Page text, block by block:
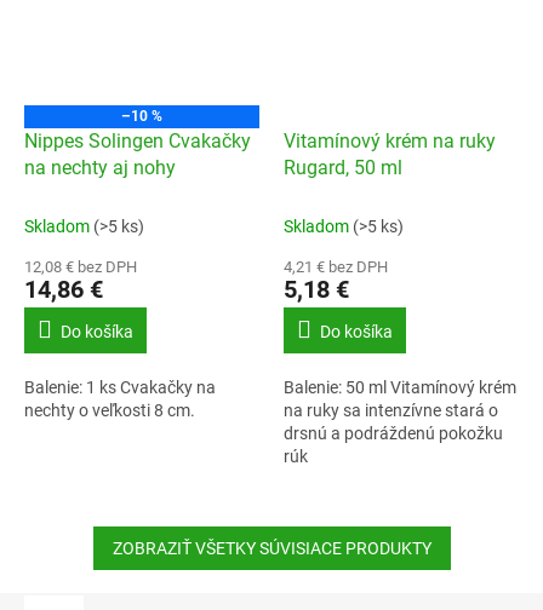
–10 %
Nippes Solingen Cvakačky
na nechty aj nohy
Skladom (>5 ks)
12,08 € bez DPH
14,86 €
Do košíka
Balenie: 1 ks Cvakačky na
nechty o veľkosti 8 cm.
Vitamínový krém na ruky
Rugard, 50 ml
Skladom (>5 ks)
4,21 € bez DPH
5,18 €
Do košíka
Balenie: 50 ml Vitamínový krém
na ruky sa intenzívne stará o
drsnú a podráždenú pokožku
rúk
ZOBRAZIŤ VŠETKY SÚVISIACE PRODUKTY